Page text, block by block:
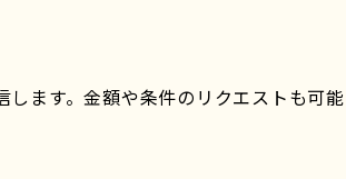
ます。金額や条件のリクエストも可